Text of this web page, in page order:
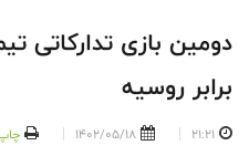
دومین بازی تدارکاتی
برابر روسیه
21:21
1402/05/18